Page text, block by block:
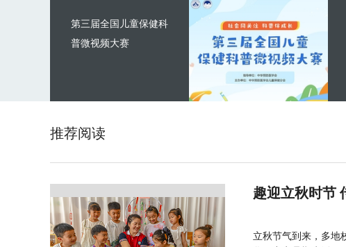
第三届全国儿童保健科
普微视频大赛
推荐阅读
趣迎立秋时节
立秋节气到来，多地